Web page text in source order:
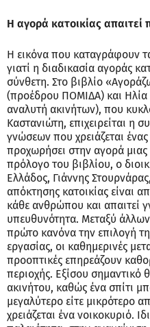
Η αγορά κατοικίας
Η εικόνα που καταγράφουν
γιατί η διαδικασία αγοράς
σύνθετη. Στο βιβλίο
(προέδρου ΠΟΜΙΔΑ) και
αναλυτή ακινήτων), που
Καστανιώτη, επιχειρείται η
γνώσεων που χρειάζεται
προχωρήσει στην αγορά μιας
πρόλογο του βιβλίου, ο
Ελλάδος, Γιάννης
απόκτησης κατοικίας είναι
κάθε ανθρώπου και απαιτεί
υπευθυνότητα. Μεταξύ
πρώτο κανόνα την επιλογή
εργασίας, οι καθημερινές
προοπτικές επηρεάζουν
περιοχής. Εξίσου σημαντικό
ακινήτου, καθώς ένα σπίτι
μεγαλύτερο είτε μικρότερο
χρειάζεται ένα νοικοκυριό.